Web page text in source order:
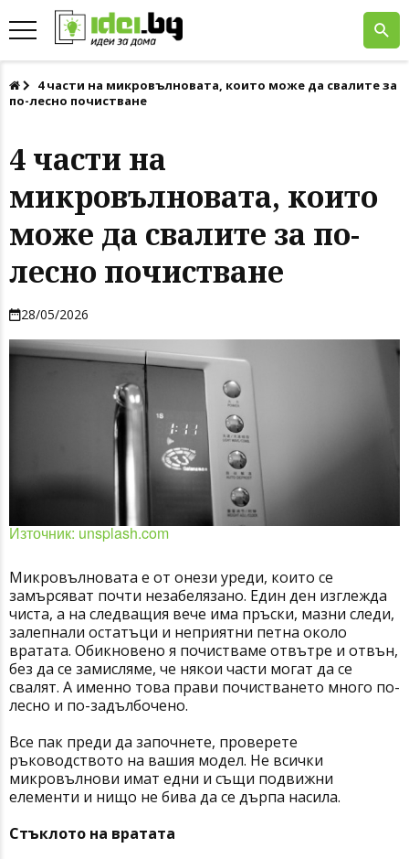
4 части на микровълновата, които може да свалите за
по-лесно почистване
4 части на
микровълновата, които
може да свалите за по-
лесно почистване
28/05/2026
Източник: unsplash.com
Микровълновата е от онези уреди, които се
замърсяват почти незабелязано. Един ден изглежда
чиста, а на следващия вече има пръски, мазни следи,
залепнали остатъци и неприятни петна около
вратата. Обикновено я почистваме отвътре и отвън,
без да се замисляме, че някои части могат да се
свалят. А именно това прави почистването много по-
лесно и по-задълбочено.
Все пак преди да започнете, проверете
ръководството на вашия модел. Не всички
микровълнови имат едни и същи подвижни
елементи и нищо не бива да се дърпа насила.
Стъклото на вратата